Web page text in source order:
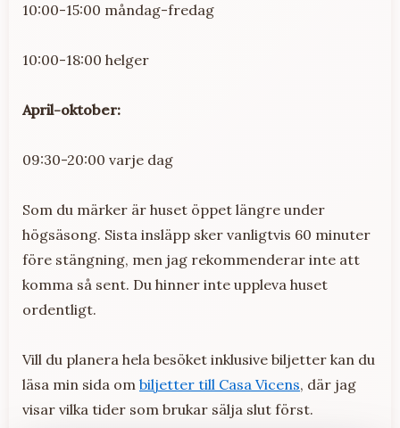
10:00-15:00 måndag-fredag
10:00-18:00 helger
April-oktober:
09:30-20:00 varje dag
Som du märker är huset öppet längre under
högsäsong. Sista insläpp sker vanligtvis 60 minuter
före stängning, men jag rekommenderar inte att
komma så sent. Du hinner inte uppleva huset
ordentligt.
Vill du planera hela besöket inklusive biljetter kan du
läsa min sida om biljetter till Casa Vicens, där jag
visar vilka tider som brukar sälja slut först.